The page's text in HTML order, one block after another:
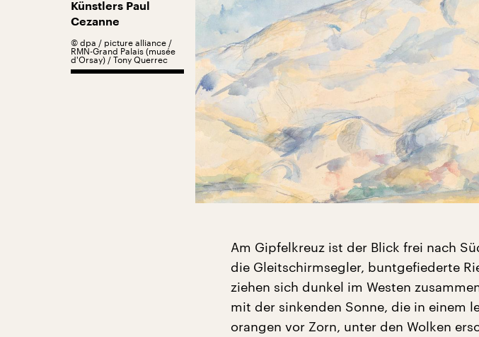
Künstlers Paul
Cezanne
© dpa / picture alliance /
RMN-Grand Palais (musée
d'Orsay) / Tony Querrec
Am Gipfelkreuz ist der Blick frei nach
die Gleitschirmsegler, buntgefiederte
ziehen sich dunkel im Westen
mit der sinkenden Sonne, die in einem
orangen vor Zorn, unter den Wolken